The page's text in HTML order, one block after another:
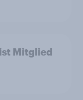
Mitglied